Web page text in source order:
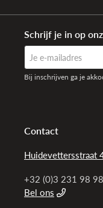
Contact
Huidevettersstraat
+32 (0)3 231 98 98
Bel ons
Schrijf je in op
Bij inschrijven ga je